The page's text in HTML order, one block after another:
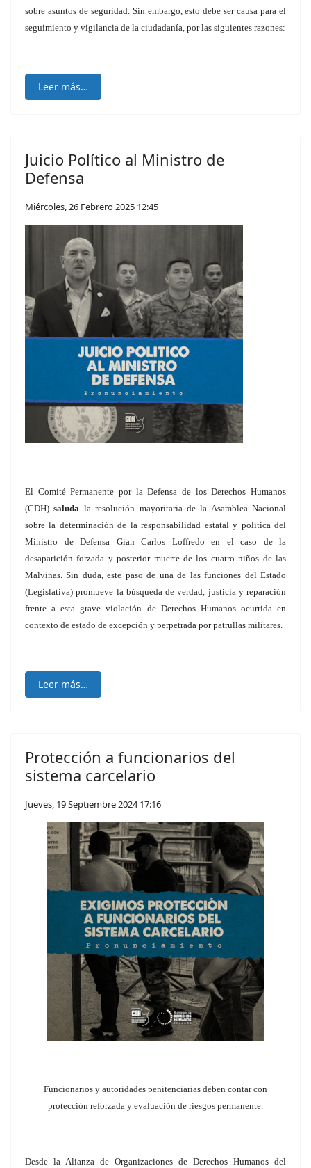
sobre asuntos de seguridad. Sin embargo, esto debe ser causa para el
seguimiento y vigilancia de la ciudadanía, por las siguientes razones:
Leer más…
Juicio Político al Ministro de
Defensa
Miércoles, 26 Febrero 2025 12:45
El Comité Permanente por la Defensa de los Derechos Humanos
(CDH)saluda la resolución mayoritaria de la Asamblea Nacional
sobre la determinación de la responsabilidad estatal y política del
Ministro de Defensa Gian Carlos Loffredo en el caso de la
desaparición forzada y posterior muerte de los cuatro niños de las
Malvinas. Sin duda, este paso de una de las funciones del Estado
(Legislativa) promueve la búsqueda de verdad, justicia y reparación
frente a esta grave violación de Derechos Humanos ocurrida en
contexto de estado de excepción y perpetrada por patrullas militares.
Leer más…
Protección a funcionarios del
sistema carcelario
Jueves, 19 Septiembre 2024 17:16
Funcionarios y autoridades penitenciarias deben contar con
protección reforzada y evaluación de riesgos permanente.
Desde la Alianza de Organizaciones de Derechos Humanos del